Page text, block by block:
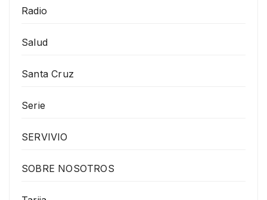
Radio
Salud
Santa Cruz
Serie
SERVIVIO
SOBRE NOSOTROS